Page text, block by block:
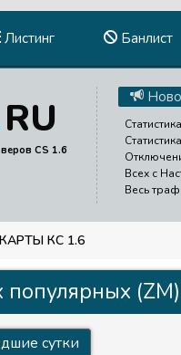
Листинг Банлист
RU
CS 1.6
Всех с
Весь
КС 1.6
сутки